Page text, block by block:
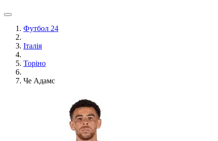
Футбол 24
Італія
Торіно
Че Адамс